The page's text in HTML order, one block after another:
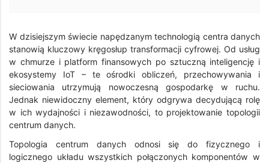
W dzisiejszym świecie napędzanym technologią centra danych
stanowią kluczowy kręgosłup transformacji cyfrowej. Od usług
w chmurze i platform finansowych po sztuczną inteligencję i
ekosystemy IoT – te ośrodki obliczeń, przechowywania i
sieciowania utrzymują nowoczesną gospodarkę w ruchu.
Jednak niewidoczny element, który odgrywa decydującą rolę
w ich wydajności i niezawodności, to projektowanie topologii
centrum danych.
Topologia centrum danych odnosi się do fizycznego i
logicznego układu wszystkich połączonych komponentów w